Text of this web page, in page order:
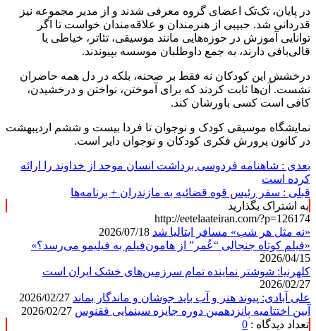
در پایان، تک‌تک اعضای گروه معرفی شدند و از مدیر مجموعه نیز
قدردانی شد. حبیبی از هنرمندان و علاقه‌مندان خواست تا اگر
توانایی آموزش در حوزه‌هایی مانند موسیقی، تئاتر، خیاطی یا
قالی‌بافی دارند، به جمع داوطلبان موسسه بپیوندند.
درخشش این کودکان نه فقط بر صحنه، بلکه در دل همه حاضران
نشست. آن‌ها ثابت کردند که برای آموختن، نواختن و درخشیدن،
کافی است کسی باورشان کند.
نمایشگاه موسیقی کودک و نوجوان تا فردا بیست و ششم اردیبهشت
در کانون پرورش فکری کودکان و نوجوان دایر است.
بعدی : شاهنامه فردوسی برداشت انسان موحد از خداوند را ارائه
کرده است
قبلی : سفر رئیس قوه قضائیه به مازندران + برنامه‌ها
به اشتراک بگذارید
http://eetelaateiran.com/?p=126174
«نه مثل هر شب» مسافر ایتالیا شد
«فیلم کوتاه جنجالی “عُمر” از هامون‌فیلم به فیلیمو می‌رسد؟»
2026/04/15
کلهرنیا: شوشتر نماینده تمام سرزمین‌های خشک ایران است
2026/02/27
علی آبادی: پیوند هنر و آب باید جوشان و ماندگار بماند
آیین اختتامیه پانزدهمین دوره جایزه سینمایی ققنوس
تعداد دیدگاه : 0